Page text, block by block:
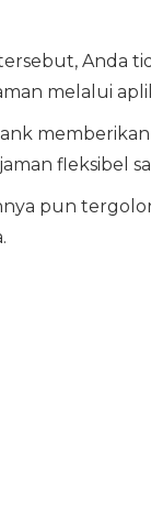
Anda
melalui
fleksibel
pun